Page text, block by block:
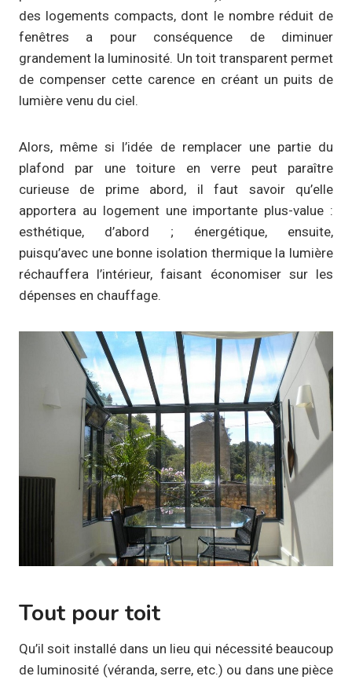
des logements compacts, dont le nombre réduit de
fenêtres a pour conséquence de diminuer
grandement la luminosité. Un toit transparent permet
de compenser cette carence en créant un puits de
lumière venu du ciel.
Alors, même si l’idée de remplacer une partie du
plafond par une toiture en verre peut paraître
curieuse de prime abord, il faut savoir qu’elle
apportera au logement une importante plus-value :
esthétique, d’abord ; énergétique, ensuite,
puisqu’avec une bonne isolation thermique la lumière
réchauffera l’intérieur, faisant économiser sur les
dépenses en chauffage.
Tout pour toit
Qu’il soit installé dans un lieu qui nécessité beaucoup
de luminosité (véranda, serre, etc.) ou dans une pièce